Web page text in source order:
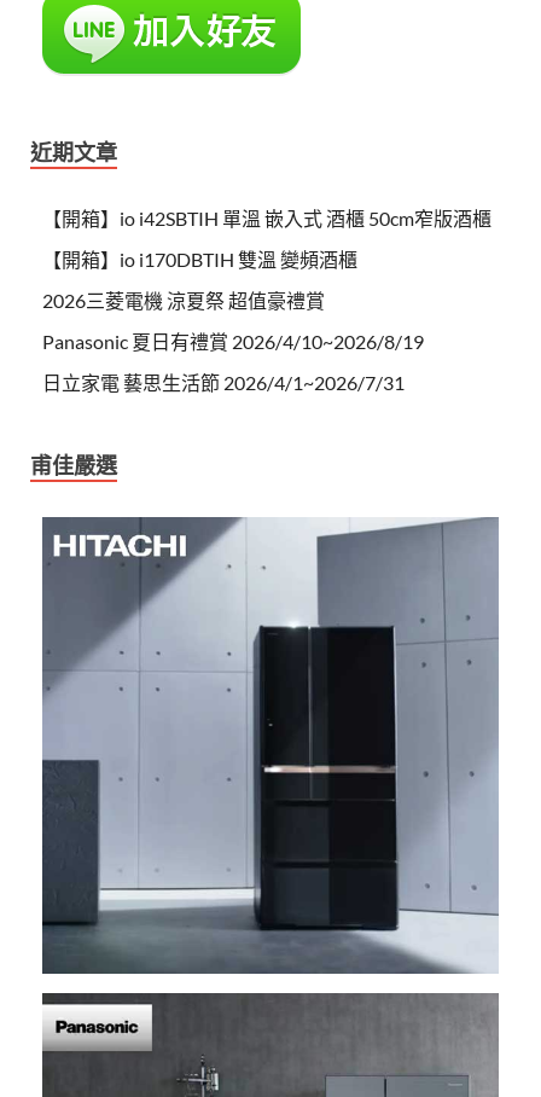
近期文章
【開箱】io i42SBTIH 單溫 嵌入式 酒櫃 50cm窄版酒櫃
【開箱】io i170DBTIH 雙溫 變頻酒櫃
2026三菱電機 涼夏祭 超值豪禮賞
Panasonic 夏日有禮賞 2026/4/10~2026/8/19
日立家電 藝思生活節 2026/4/1~2026/7/31
甫佳嚴選